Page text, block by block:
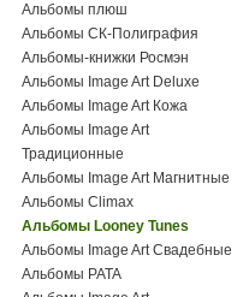
Альбомы плюш
Альбомы СК-Полиграфия
Альбомы-книжки Росмэн
Альбомы Image Art Deluxe
Альбомы Image Art Кожа
Альбомы Image Art
Традиционные
Альбомы Image Art Магнитные
Альбомы Climax
Альбомы Looney Tunes
Альбомы Image Art Свадебные
Альбомы PATA